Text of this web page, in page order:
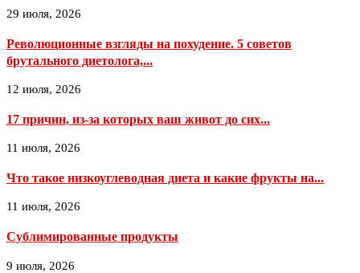
29 июля, 2026
Революционные взгляды на похудение. 5 советов
брутального диетолога,...
12 июля, 2026
17 причин, из-за которых ваш живот до сих...
11 июля, 2026
Что такое низкоуглеводная диета и какие фрукты на...
11 июля, 2026
Сублимированные продукты
9 июля, 2026